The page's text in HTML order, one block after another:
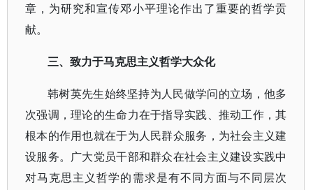
章，为研究和宣传邓小平理论作出了重要的哲学贡
献。
三、致力于马克思主义哲学大众化
韩树英先生始终坚持为人民做学问的立场，他多
次强调，理论的生命力在于指导实践、推动工作，其
根本的作用也就在于为人民群众服务，为社会主义建
设服务。广大党员干部和群众在社会主义建设实践中
对马克思主义哲学的需求是有不同方面与不同层次